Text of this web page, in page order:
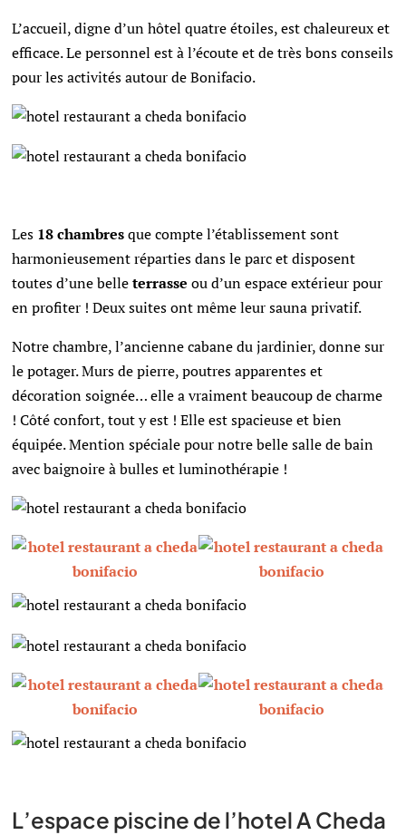
L’accueil, digne d’un hôtel quatre étoiles, est chaleureux et
efficace. Le personnel est à l’écoute et de très bons conseils
pour les activités autour de Bonifacio.
Les 18 chambresque compte l’établissement sont
harmonieusement réparties dans le parc et disposent
toutes d’une belleterrasse ou d’un espace extérieur pour
en profiter ! Deux suites ont même leur sauna privatif.
Notre chambre, l’ancienne cabane du jardinier, donne sur
le potager. Murs de pierre, poutres apparentes et
décoration soignée… elle a vraiment beaucoup de charme
!Côté confort, tout y est ! Elle est spacieuse et bien
équipée. Mention spéciale pour notre belle salle de bain
avec baignoire à bulles et luminothérapie !
L’espace piscine de l’hotel A Cheda